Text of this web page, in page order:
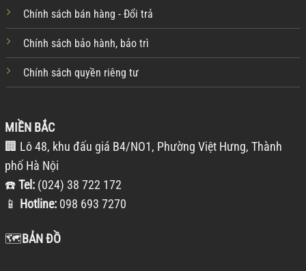
Chính sách bán hàng - Đổi trả
Chính sách bảo hành, bảo trì
Chính sách quyền riêng tư
MIỀN BẮC
🏢 Lô 48, khu đấu giá B4/NO1, Phường Việt Hưng, Thành
phố Hà Nội
☎️Tel: (024) 38 722 172
📱 Hotline: 098 693 7270
🗺️BẢN ĐỒ